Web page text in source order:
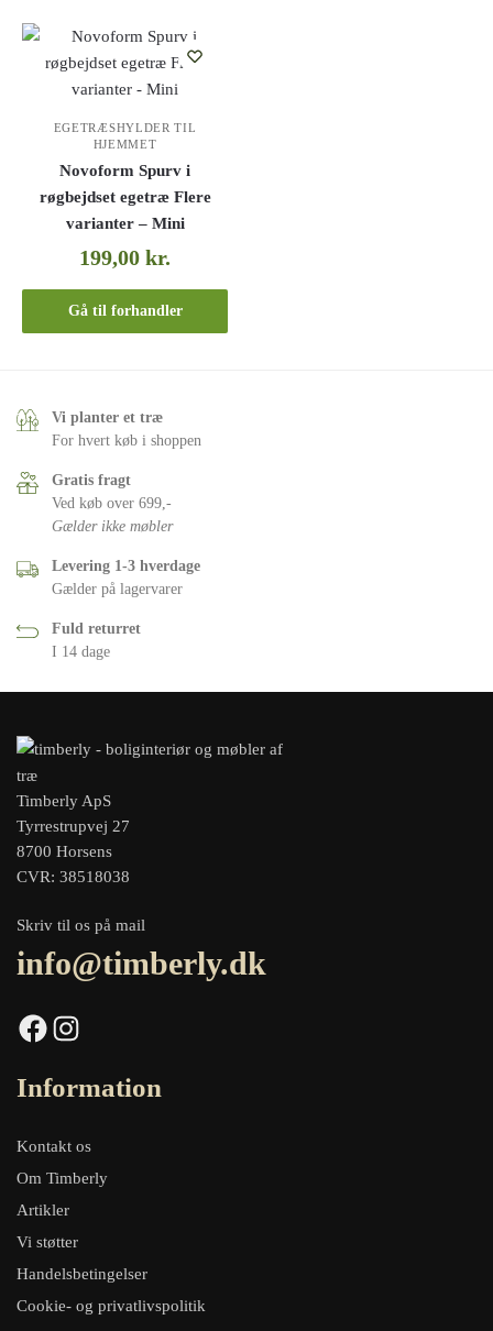
EGETRÆSHYLDER TIL
HJEMMET
Novoform Spurv i
røgbejdset egetræ Flere
varianter – Mini
199,00kr.
Gå til forhandler
Vi planter et træ
For hvert køb i shoppen
Gratis fragt
Ved køb over 699,-
Gælder ikke møbler
Levering 1-3 hverdage
Gælder på lagervarer
Fuld returret
I 14 dage
Timberly ApS
Tyrrestrupvej 27
8700 Horsens
CVR: 38518038
Skriv til os på mail
info@timberly.dk
Facebook Instagram
Information
Kontakt os
Om Timberly
Artikler
Vi støtter
Handelsbetingelser
Cookie- og privatlivspolitik